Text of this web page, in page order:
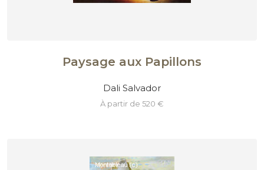
Paysage aux Papillons
Dali Salvador
à partir de 520 €